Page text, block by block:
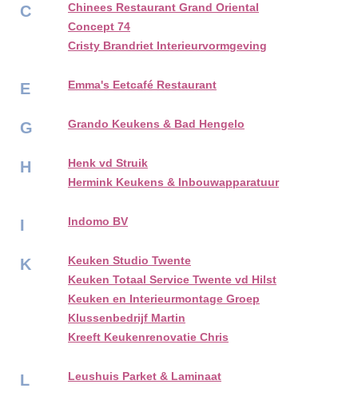
C
Chinees Restaurant Grand Oriental
Concept 74
Cristy Brandriet Interieurvormgeving
E Emma's Eetcafé Restaurant
G Grando Keukens & Bad Hengelo
H
Henk vd Struik
Hermink Keukens & Inbouwapparatuur
I Indomo BV
K
Keuken Studio Twente
Keuken Totaal Service Twente vd Hilst
Keuken en Interieurmontage Groep
Klussenbedrijf Martin
Kreeft Keukenrenovatie Chris
L Leushuis Parket & Laminaat